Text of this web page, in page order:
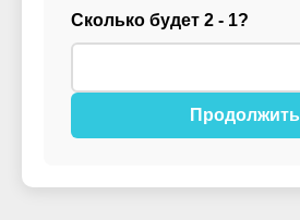
Сколько будет 2 - 1?
Продолжить